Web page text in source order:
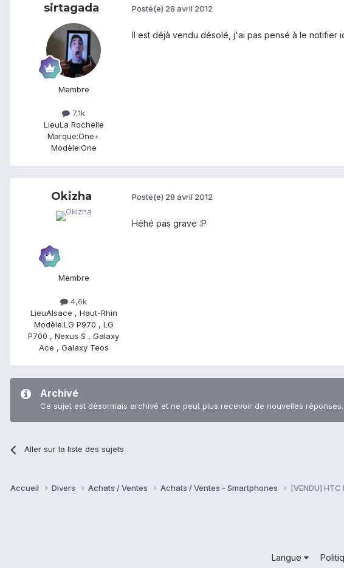
sirtagada
Membre
7,1k
LieuLa Rochelle
Marque:One+
Modèle:One
Posté(e) 28 avril 2012
Il est déjà vendu désolé, j'ai pas pensé à le notifier
Okizha
Membre
4,6k
LieuAlsace , Haut-Rhin
Modèle:LG P970 , LG
P700 , Nexus S , Galaxy
Ace , Galaxy Teos
Posté(e) 28 avril 2012
Héhé pas grave :P
Archivé
Ce sujet est désormais archivé et ne peut plus recevoir de nouvelles réponses.
Aller sur la liste des sujets
Accueil Divers Achats / Ventes Achats / Ventes - Smartphones [VENDU]
Langue